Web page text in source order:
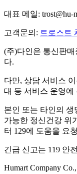
대표 메일: trost@hu-
고객문의: 트로스트
(주)다인은 통신판
다.
다만, 상담 서비스
대 등 서비스 운영에
본인 또는 타인의
가능한 정신건강 위
터 129에 도움을 요
긴급 신고는 119 안
Humart Company